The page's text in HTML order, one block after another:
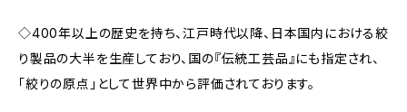
◇400年以上の歴史を持ち、江戸時代以降、日本国内における絞
り製品の大半を生産しており、国の『伝統工芸品』にも指定され、
「絞りの原点」として世界中から評価されております。